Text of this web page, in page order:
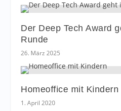
Der Deep Tech Award
Runde
26. März 2025
Homeoffice mit Kindern
1. April 2020